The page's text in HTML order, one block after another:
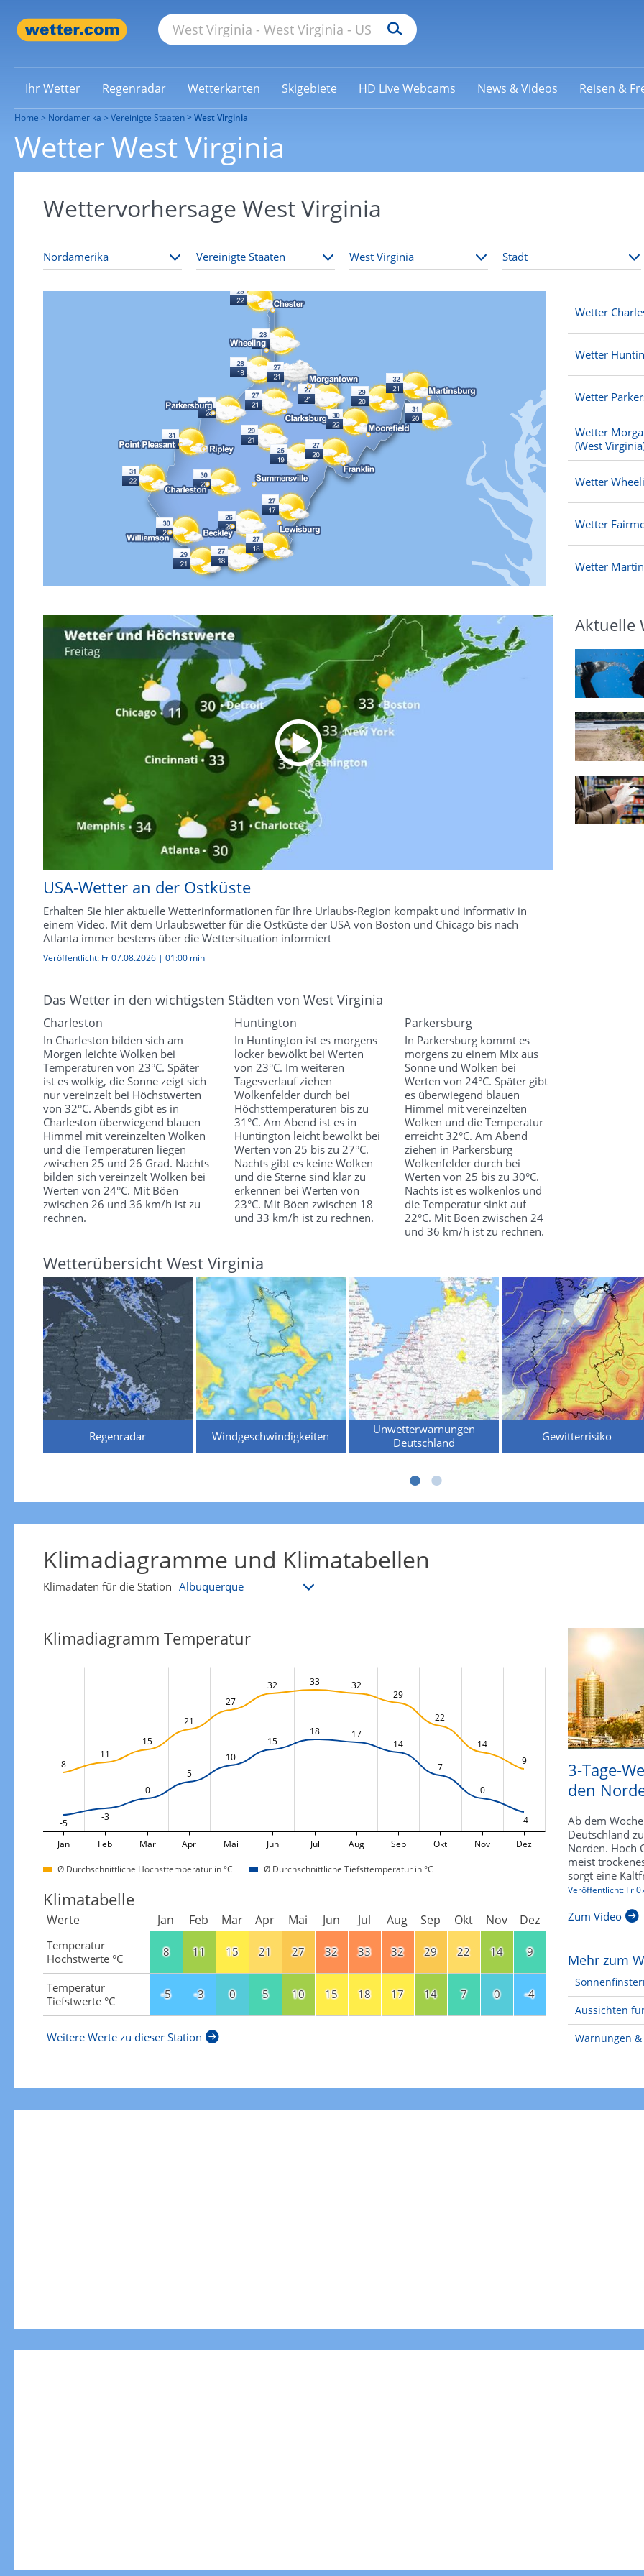
Ihr Wetter Regenradar Wetterkarten Skigebiete HD Live Webcams News & Videos Reisen &
Home Nordamerika Vereinigte Staaten West Virginia
Wetter West Virginia
Wettervorhersage West Virginia
Wetter
Wetter
Wetter
Wetter
(West
Wetter
Wetter
Wetter
USA-Wetter an der Ostküste
Erhalten Sie hier aktuelle Wetterinformationen für Ihre Urlaubs-Region kompakt und informativ in
einem Video. Mit dem Urlaubswetter für die Ostküste der USA von Boston und Chicago bis nach
Atlanta immer bestens über die Wettersituation informiert
Veröffentlicht: Fr 07.08.2026 | 01:00 min
Das Wetter in den wichtigsten Städten von West Virginia
Charleston
In Charleston bilden sich am
Morgen leichte Wolken bei
Temperaturen von 23°C. Später
ist es wolkig, die Sonne zeigt sich
nur vereinzelt bei Höchstwerten
von 32°C. Abends gibt es in
Charleston überwiegend blauen
Himmel mit vereinzelten Wolken
und die Temperaturen liegen
zwischen 25 und 26 Grad. Nachts
bilden sich vereinzelt Wolken bei
Werten von 24°C. Mit Böen
zwischen 26 und 36 km/h ist zu
rechnen.
Huntington
In Huntington ist es morgens
locker bewölkt bei Werten
von 23°C. Im weiteren
Tagesverlauf ziehen
Wolkenfelder durch bei
Höchsttemperaturen bis zu
31°C. Am Abend ist es in
Huntington leicht bewölkt bei
Werten von 25 bis zu 27°C.
Nachts gibt es keine Wolken
und die Sterne sind klar zu
erkennen bei Werten von
23°C. Mit Böen zwischen 18
und 33 km/h ist zu rechnen.
Parkersburg
In Parkersburg kommt es
morgens zu einem Mix aus
Sonne und Wolken bei
Werten von 24°C. Später gibt
es überwiegend blauen
Himmel mit vereinzelten
Wolken und die Temperatur
erreicht 32°C. Am Abend
ziehen in Parkersburg
Wolkenfelder durch bei
Werten von 25 bis zu 30°C.
Nachts ist es wolkenlos und
die Temperatur sinkt auf
22°C. Mit Böen zwischen 24
und 36 km/h ist zu rechnen.
Aktuelle
Wetterübersicht West Virginia
Regenradar Windgeschwindigkeiten
Unwetterwarnungen
Deutschland
Gewitterrisiko
Klimadiagramme und Klimatabellen
Klimadaten für die Station
Klimadiagramm Temperatur
8
11
15
21
27
32 33 32
29
22
14
9
-5
-3
0
5
10
15
18
17
14
7
0
-4
Jan
Feb Mar Apr Mai Jun Jul Aug Sep Okt Nov Dez
Ø Durchschnittliche Höchsttemperatur in °C Ø Durchschnittliche Tiefsttemperatur in °C
Klimatabelle
Werte Jan Feb Mar Apr Mai Jun Jul Aug Sep Okt Nov Dez
Temperatur
Höchstwerte °C
8 11 15 21 27 32 33 32 29 22 14 9
Temperatur
Tiefstwerte °C
-5 -3 0 5 10 15 18 17 14 7 0 -4
Weitere Werte zu dieser Station
3-Tage-
den
Ab dem
Deutschland
Norden. Hoch
meist
sorgt eine
Veröffentlicht: Fr
Zum Video
Mehr zum
Aussichten
Warnungen